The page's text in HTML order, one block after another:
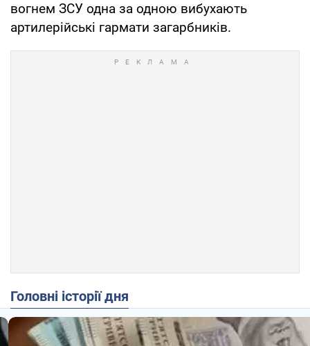
вогнем ЗСУ одна за одною вибухають
артилерійські гармати загарбників.
Головні історії дня